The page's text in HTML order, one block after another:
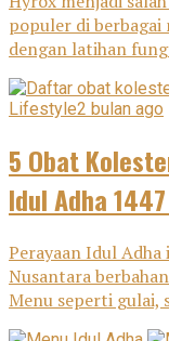
populer di berbagai
dengan latihan
Lifestyle2 bulan ago
5 Obat
Idul Adha
Perayaan Idul
Nusantara
Menu seperti gulai,